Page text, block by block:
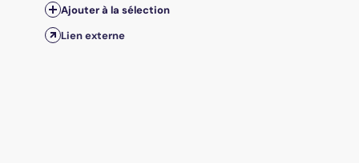
Ajouter à la sélection
Lien externe